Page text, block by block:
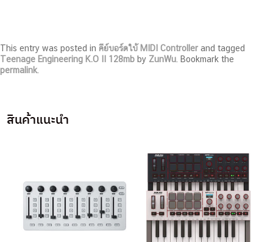
This entry was posted in คีย์บอร์ดใบ้ MIDI Controller and tagged
Teenage Engineering K.O II 128mb by ZunWu . Bookmark the
permalink
สินค้าแนะนำ